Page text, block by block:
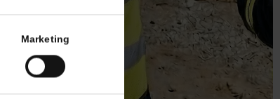
Marketing